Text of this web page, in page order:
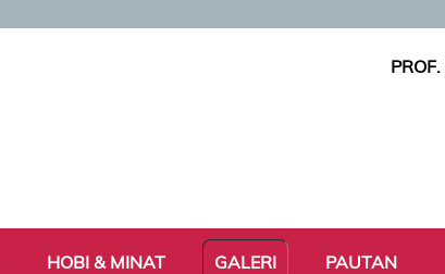
HOBI & MINAT GALERI PAUTAN